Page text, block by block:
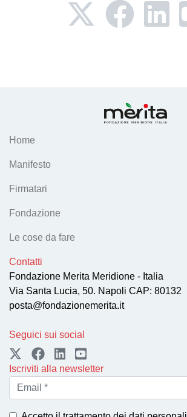
Home
Manifesto
Firmatari
Fondazione
Le cose da fare
Contatti
Fondazione Merita Meridione - Italia
Via Santa Lucia, 50. Napoli CAP: 80132
posta@fondazionemerita.it
Seguici sui social
Iscriviti alla newsletter